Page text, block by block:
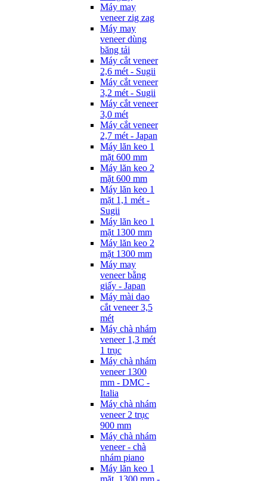
Máy may
veneer zig zag
Máy may
veneer dùng
băng tải
Máy cắt veneer
2,6 mét - Sugii
Máy cắt veneer
3,2 mét - Sugii
Máy cắt veneer
3,0 mét
Máy cắt veneer
2,7 mét - Japan
Máy lăn keo 1
mặt 600 mm
Máy lăn keo 2
mặt 600 mm
Máy lăn keo 1
mặt 1,1 mét -
Sugii
Máy lăn keo 1
mặt 1300 mm
Máy lăn keo 2
mặt 1300 mm
Máy may
veneer bằng
giấy - Japan
Máy mài dao
cắt veneer 3,5
mét
Máy chà nhám
veneer 1,3 mét
1 trục
Máy chà nhám
veneer 1300
mm - DMC -
Italia
Máy chà nhám
veneer 2 trục
900 mm
Máy chà nhám
veneer - chà
nhám piano
Máy lăn keo 1
mặt, 1300 mm -